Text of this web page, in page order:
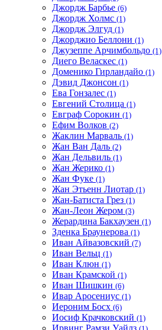
Джордж Барбье (6)
Джордж Холмс (1)
Джордж Элгуд (1)
Джорджио Беллони (1)
Джузеппе Арчимбольдо (1)
Диего Веласкес (1)
Доменико Гирландайо (1)
Дэвид Джонсон (1)
Ева Гонзалес (1)
Евгений Столица (1)
Евграф Сорокин (1)
Ефим Волков (2)
Жаклин Марваль (1)
Жан Ван Даль (2)
Жан Дельвиль (1)
Жан Жерико (1)
Жан Фуке (1)
Жан Этьенн Лиотар (1)
Жан-Батиста Грез (1)
Жан-Леон Жером (3)
Жерардина Бакхаузен (1)
Зденка Браунерова (1)
Иван Айвазовский (7)
Иван Вельц (1)
Иван Клюн (1)
Иван Крамской (1)
Иван Шишкин (6)
Ивар Аросениус (1)
Иероним Босх (6)
Иосиф Крачковский (1)